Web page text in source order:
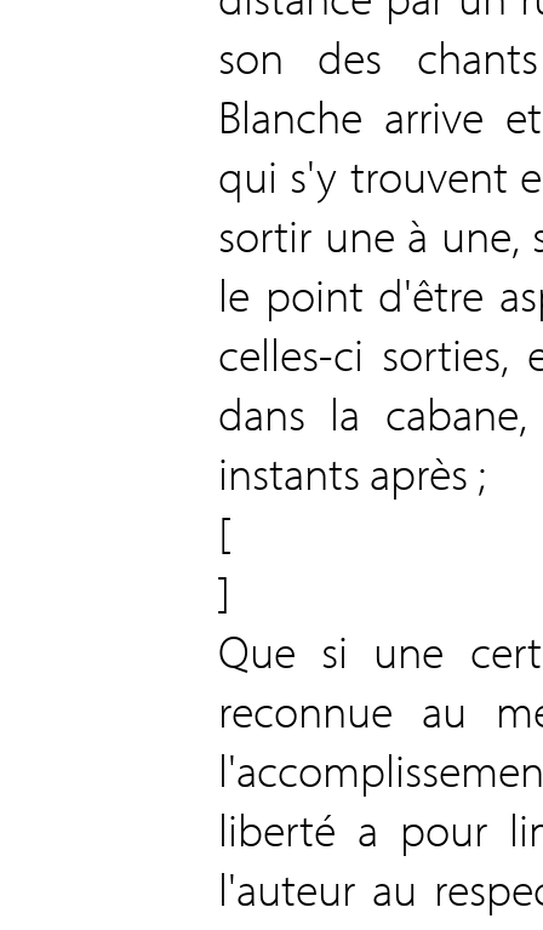
son des
Blanche arrive
qui s'y trouvent
sortir une à une,
le point d'être
celles-ci sorties,
dans la
instants après ;
[
]
Que si une
reconnue au
liberté a pour
l'auteur au